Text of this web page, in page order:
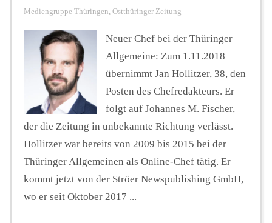
Podcast
Seminare
Unterstützen
Mediengruppe Thüringen, Ostthüringer Zeitung
Neuer Chef bei der Thüringer
Allgemeine: Zum 1.11.2018
übernimmt Jan Hollitzer, 38, den
Posten des Chefredakteurs. Er
folgt auf Johannes M. Fischer,
der die Zeitung in unbekannte Richtung verlässt.
Hollitzer war bereits von 2009 bis 2015 bei der
Thüringer Allgemeinen als Online-Chef tätig. Er
kommt jetzt von der Ströer Newspublishing GmbH,
wo er seit Oktober 2017 ...